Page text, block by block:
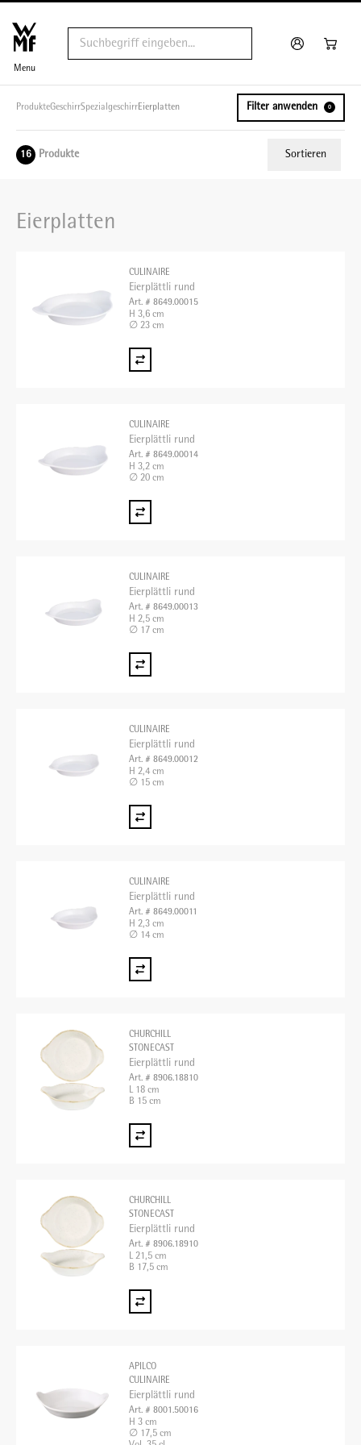
Menu
ProdukteGeschirrSpezialgeschirrEierplatten Filter anwenden 0
16 Produkte Sortieren
Eierplatten
CULINAIRE
Eierplättli rund
Art. # 8649.00015
H 3,6 cm
∅ 23 cm
CULINAIRE
Eierplättli rund
Art. # 8649.00014
H 3,2 cm
∅ 20 cm
CULINAIRE
Eierplättli rund
Art. # 8649.00013
H 2,5 cm
∅ 17 cm
CULINAIRE
Eierplättli rund
Art. # 8649.00012
H 2,4 cm
∅ 15 cm
CULINAIRE
Eierplättli rund
Art. # 8649.00011
H 2,3 cm
∅ 14 cm
CHURCHILL
STONECAST
Eierplättli rund
Art. # 8906.18810
L 18 cm
B 15 cm
CHURCHILL
STONECAST
Eierplättli rund
Art. # 8906.18910
L 21,5 cm
B 17,5 cm
APILCO
CULINAIRE
Eierplättli rund
Art. # 8001.50016
H 3 cm
∅ 17,5 cm